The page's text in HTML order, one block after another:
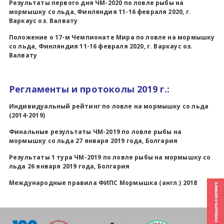
Результаты первого дня ЧМ-2020 по ловле рыбы на
мормышку со льда, Финляндия 11-16 февраля 2020, г.
Варкаус оз. Валвату
Положение о 17-м Чемпионате Мира по ловле на мормышку
со льда, Финляндия 11-16 февраля 2020, г. Варкаус оз.
Валвату
Регламенты и протоколы 2019 г.:
Индивидуальный рейтинг по ловле на мормышку со льда
(2014-2019)
Финальные результаты ЧМ-2019 по ловле рыбы на
мормышку со льда 27 января 2019 года, Болгария
Результаты 1 тура ЧМ-2019 по ловле рыбы на мормышку со
льда 26 января 2019 года, Болгария
Международные правила ФИПС Мормышка (англ.) 2018
Всероссийские правила
Судейские документы